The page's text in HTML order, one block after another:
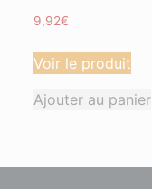
9,92€
Voir le produit
Ajouter au panier